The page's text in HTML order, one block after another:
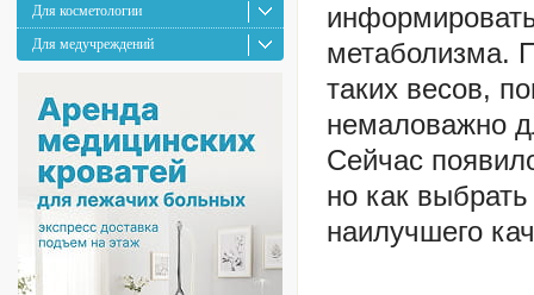
Для косметологии
Для медучреждений
метаболизма.
таких весов,
немаловажно
Сейчас
но как
наилучшего